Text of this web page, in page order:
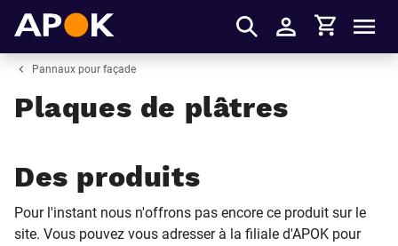
S'identifier
Panier
Pannaux pour façade
Plaques de plâtres
Des produits
Pour l'instant nous n'offrons pas encore ce produit sur le
site. Vous pouvez vous adresser à la filiale d'APOK pour